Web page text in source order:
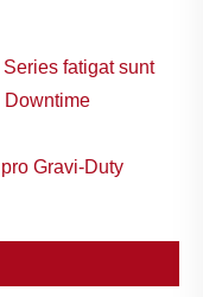
fatigat sunt
Downtime
Gravi-Duty